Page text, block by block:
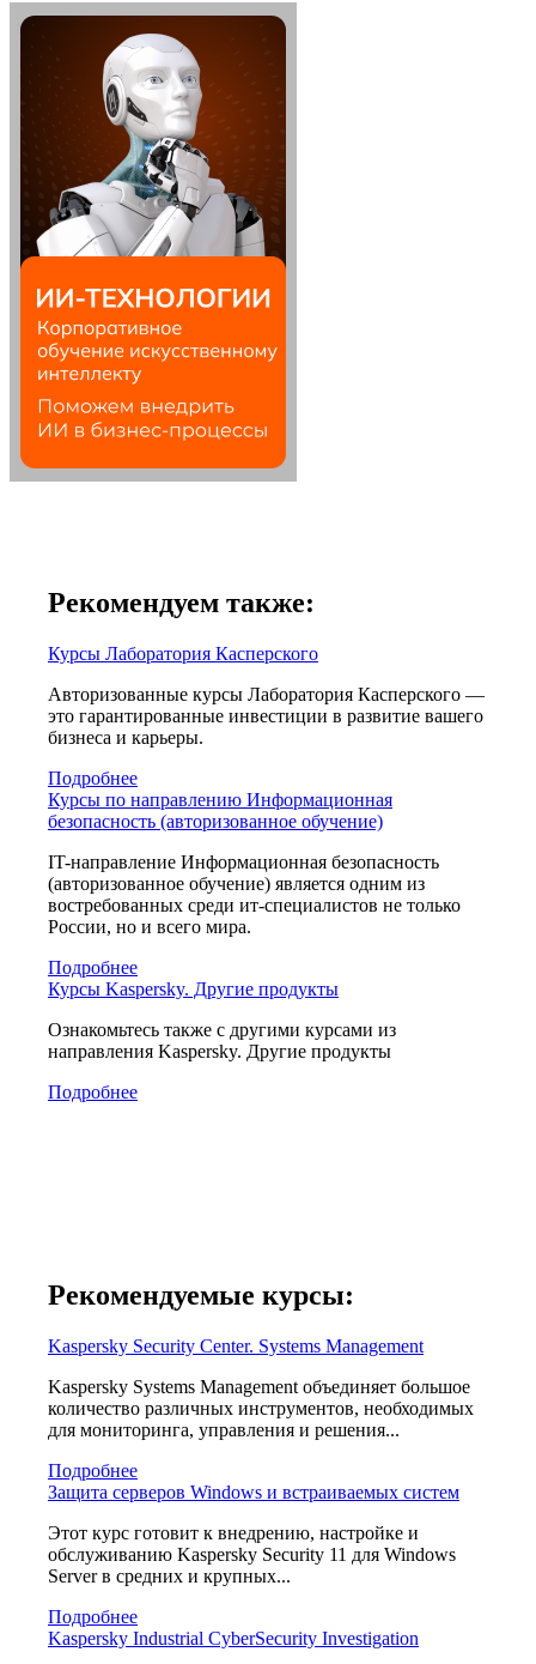
Рекомендуем также:
Курсы Лаборатория Касперского
Авторизованные курсы Лаборатория Касперского —
это гарантированные инвестиции в развитие вашего
бизнеса и карьеры.
Подробнее
Курсы по направлению Информационная
безопасность (авторизованное обучение)
IT-направление Информационная безопасность
(авторизованное обучение) является одним из
востребованных среди ит-специалистов не только
России, но и всего мира.
Подробнее
Курсы Kaspersky. Другие продукты
Ознакомьтесь также с другими курсами из
направления Kaspersky. Другие продукты
Подробнее
Рекомендуемые курсы:
Kaspersky Security Center. Systems Management
Kaspersky Systems Management объединяет большое
количество различных инструментов, необходимых
для мониторинга, управления и решения...
Подробнее
Защита серверов Windows и встраиваемых систем
Этот курс готовит к внедрению, настройке и
обслуживанию Kaspersky Security 11 для Windows
Server в средних и крупных...
Подробнее
Kaspersky Industrial CyberSecurity Investigation